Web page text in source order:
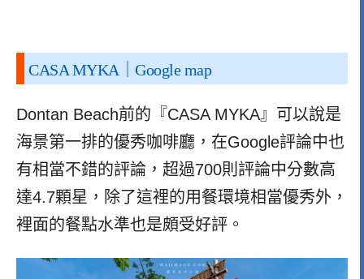
CASA MYKA｜Google map
Dontan Beach前的『CASA MYKA』可以說是
海景第一排的優秀咖啡廳，在Google評論中也
有相當不錯的評論，超過700則評論中分數高
達4.7顆星，除了這裡的用餐環境相當優秀外，
裡面的餐點水準也是頗受好評。